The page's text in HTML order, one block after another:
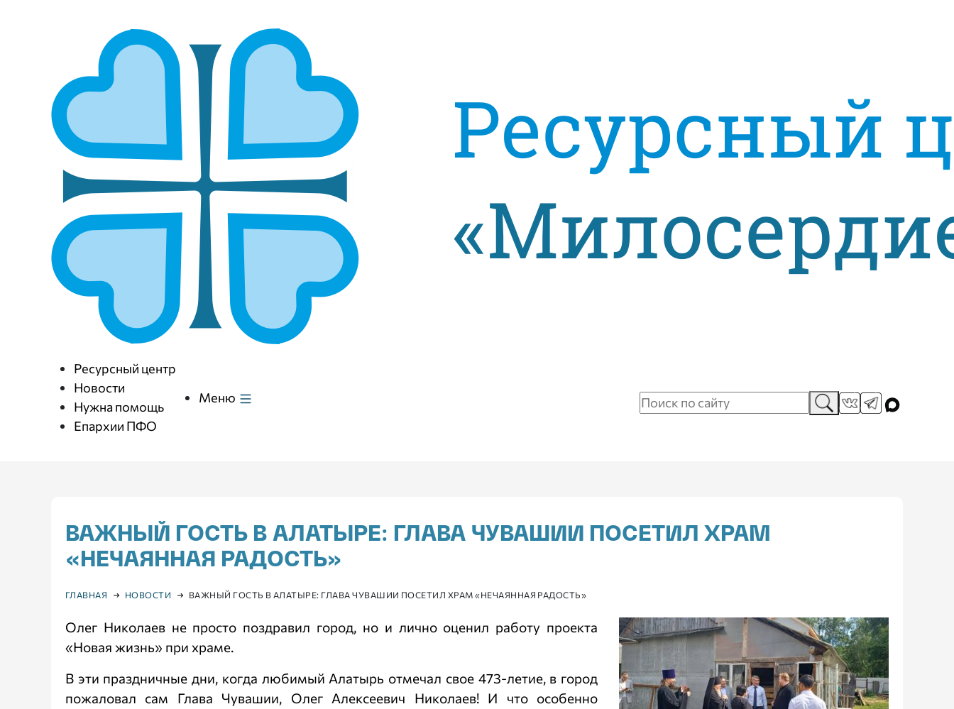
Ресурсный центр
Новости
Нужна помощь
Епархии ПФО
Меню
ВАЖНЫЙ ГОСТЬ В АЛАТЫРЕ: ГЛАВА ЧУВАШИИ ПОСЕТИЛ ХРАМ
«НЕЧАЯННАЯ РАДОСТЬ»
ГЛАВНАЯ НОВОСТИ ВАЖНЫЙ ГОСТЬ В АЛАТЫРЕ: ГЛАВА ЧУВАШИИ ПОСЕТИЛ ХРАМ «НЕЧАЯННАЯ РАДОСТЬ»
Олег Николаев не просто поздравил город, но и лично оценил работу проекта
«Новая жизнь» при храме.
В эти праздничные дни, когда любимый Алатырь отмечал свое 473-летие, в город
пожаловал сам Глава Чувашии, Олег Алексеевич Николаев! И что особенно